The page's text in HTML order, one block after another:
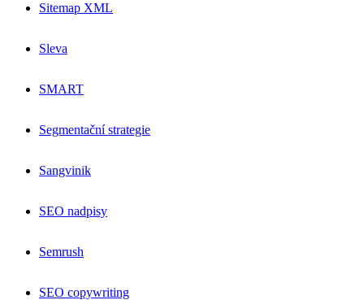
Sitemap XML
Sleva
SMART
Segmentační strategie
Sangvinik
SEO nadpisy
Semrush
SEO copywriting